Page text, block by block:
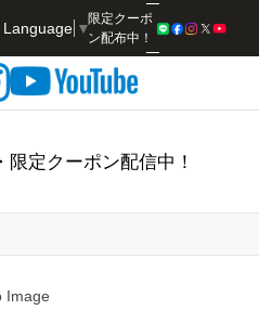
Language ▼
限定クーポ
ン配布中！
限定クーポン配信中！
Image